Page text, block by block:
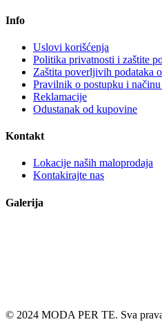
Info
Uslovi korišćenja
Politika privatnosti i zaštite
Zaštita poverljivih podataka
Pravilnik o postupku i
Reklamacije
Odustanak od kupovine
Kontakt
Lokacije naših maloprodaja
Kontakirajte nas
Galerija
© 2024 MODA PER TE. Sva